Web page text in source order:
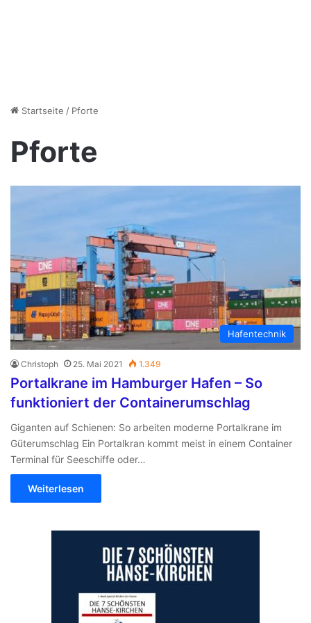
Startseite / Pforte
Pforte
Hafentechnik
Christoph 25. Mai 2021 1.349
Portalkrane im Hamburger Hafen – So
funktioniert der Containerumschlag
Giganten auf Schienen: So arbeiten moderne Portalkrane im
Güterumschlag Ein Portalkran kommt meist in einem Container
Terminal für Seeschiffe oder…
Weiterlesen